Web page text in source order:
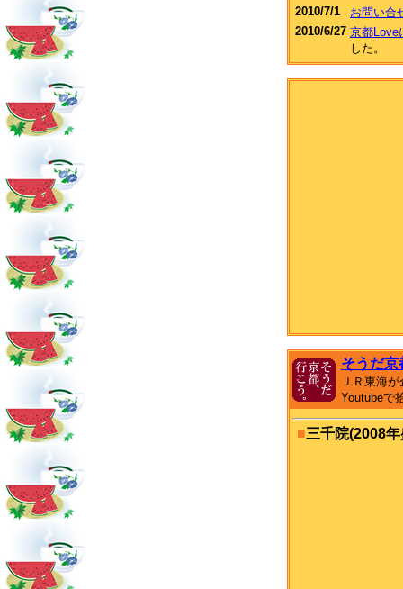
2010/7/1
お問い合
2010/6/27 京都Love
した。
そうだ京
ＪＲ東海
Youtubeで
■三千院(2008